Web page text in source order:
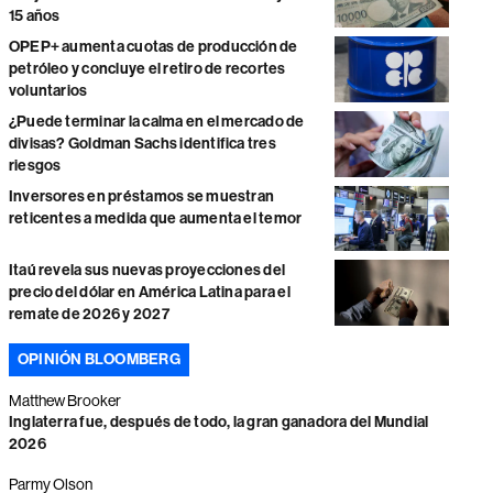
15 años
OPEP+ aumenta cuotas de producción de
petróleo y concluye el retiro de recortes
voluntarios
¿Puede terminar la calma en el mercado de
divisas? Goldman Sachs identifica tres
riesgos
Inversores en préstamos se muestran
reticentes a medida que aumenta el temor
Itaú revela sus nuevas proyecciones del
precio del dólar en América Latina para el
remate de 2026 y 2027
OPINIÓN BLOOMBERG
Matthew Brooker
Inglaterra fue, después de todo, la gran ganadora del Mundial
2026
Parmy Olson